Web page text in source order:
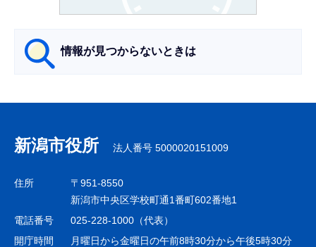
情報が見つからないときは
ナ
ビ
ゲ
シ
ョ
新潟市役所 法人番号 5000020151009
住所
〒951-8550
新潟市中央区学校町通1番町602番地1
電話番号
025-228-1000（代表）
開庁時間
月曜日から金曜日の午前8時30分から午後5時30分